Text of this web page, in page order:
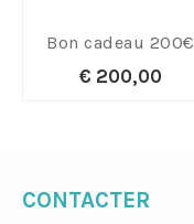
Bon cadeau 200€
€ 200,00
CONTACTER